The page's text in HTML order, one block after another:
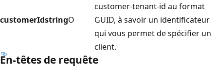
customerIdstringO
customer-tenant-id au format
GUID, à savoir un identificateur
qui vous permet de spécifier un
client.
En-têtes de requête